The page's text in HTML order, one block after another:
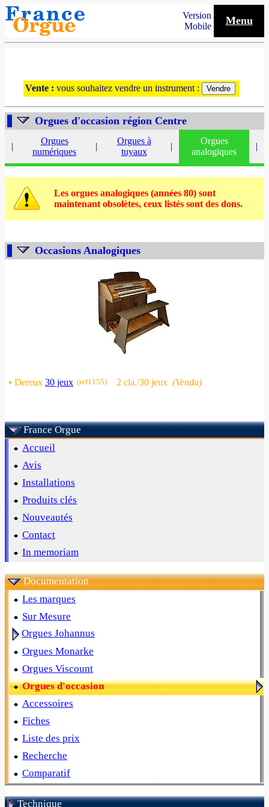
Version
Mobile
Menu
Vente : vous souhaitez vendre un instrument :
Orgues d'occasion région Centre
|
Orgues
numériques
|
Orgues à
tuyaux
|
Orgues
analogiques
|
Les orgues analogiques (années 80) sont
maintenant obsolètes, ceux listés sont des dons.
Occasions Analogiques
• Dereux 30 jeux (ref1155) 2 cla./30 jeux (Vendu)
France Orgue
Accueil
Avis
Installations
Produits clés
Nouveautés
Contact
In memoriam
Documentation
Les marques
Sur Mesure
Orgues Johannus
Orgues Monarke
Orgues Viscount
Orgues d'occasion
Accessoires
Fiches
Liste des prix
Recherche
Comparatif
Technique